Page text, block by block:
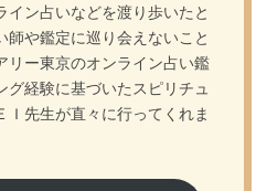
ン占いなどを渡り歩いたと
師や鑑定に巡り会えないこと
リー東京のオンライン占い鑑
経験に基づいたスピリチュ
Ｉ先生が直々に行ってくれま